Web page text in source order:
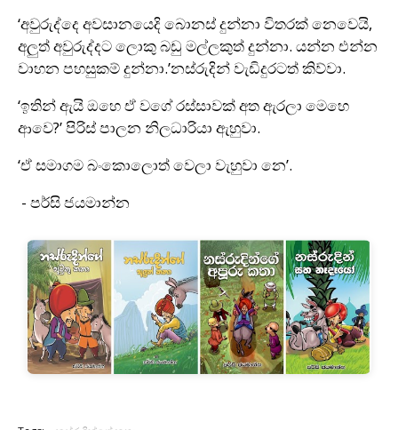
‘අවුරුද්දෙ අවසානයෙදි බොනස් දුන්නා විතරක් නෙවෙයි,
අලුත් අවුරුද්දට ලොකු බඩු මල්ලකුත් දුන්නා. යන්න එන්න
වාහන පහසුකම් දුන්නා.’නස්රුදින් වැඩිදුරටත් කිව්වා.
‘ඉතින් ඇයි ඔහෙ ඒ වගේ රස්සාවක් අත ඇරලා මෙහෙ
ආවෙ?’ පිරිස් පාලන නිලධාරියා ඇහුවා.
‘ඒ සමාගම බංකොලොත් වෙලා වැහුවා නෙ’.
- පර්සි ජයමාන්න